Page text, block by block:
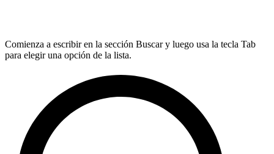
Comienza a escribir en la sección Buscar y luego usa la tecla Tab
para elegir una opción de la lista.